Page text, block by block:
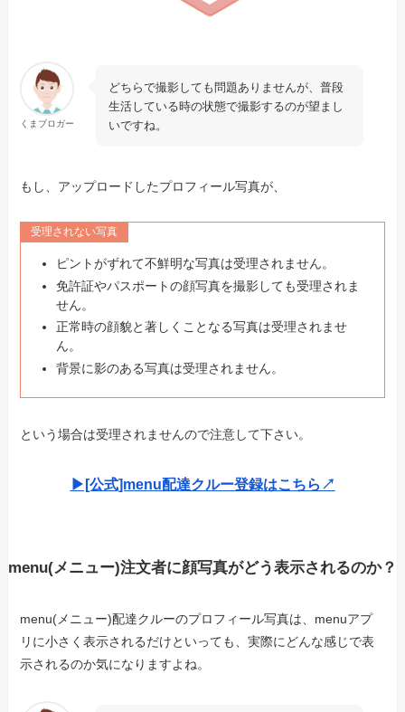
くまブロガー
どちらで撮影しても問題ありませんが、普段
生活している時の状態で撮影するのが望まし
いですね。
もし、アップロードしたプロフィール写真が、
受理されない写真
ピントがずれて不鮮明な写真は受理されません。
免許証やパスポートの顔写真を撮影しても受理されま
せん。
正常時の顔貌と著しくことなる写真は受理されませ
ん。
背景に影のある写真は受理されません。
という場合は受理されませんので注意して下さい。
▶︎[公式]menu配達クルー登録はこちら↗︎
menu(メニュー)注文者に顔写真がどう表示されるのか？
menu(メニュー)配達クルーのプロフィール写真は、menuアプ
リに小さく表示されるだけといっても、実際にどんな感じで表
示されるのか気になりますよね。